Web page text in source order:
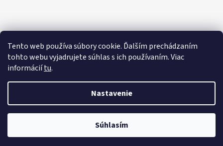
Tento web používa súbory cookie. Ďalším prechádzaním
tohto webu vyjadrujete súhlas s ich používaním. Viac
informáciítu.
Nastavenie
Súhlasím
Vytvoril Shoptet
Copyright 2026KMDESING. Všetky práva vyhradené.